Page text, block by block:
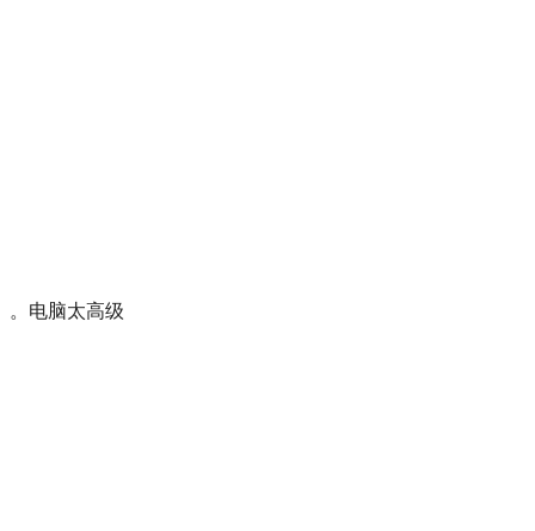
。电脑太高级